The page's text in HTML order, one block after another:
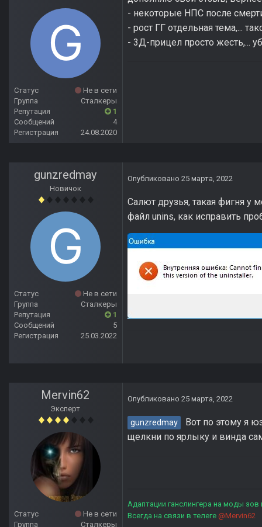
Статус
Не в сети
Группа
Сталкеры
Репутация
1
Сообщений
4
Регистрация
24.08.2020
- некоторые НПС после
- рост ГГ отдельная тема,...
- 3Д-прицел просто жесть,...
gunzredmay
Новичок
Статус
Не в сети
Группа
Сталкеры
Репутация
1
Сообщений
5
Регистрация
25.03.2022
Опубликовано 25 марта, 2022
Салют друзья, такая фигня у
файл unins, как исправить
Mervin62
Эксперт
Статус
Не в сети
Группа
Сталкеры
Опубликовано 25 марта, 2022
gunzredmay
Вот по этому я
щелкни по ярлыку и винда
Адаптации ганслингера на моды зов
Всегда на связи в телеге @Mervin62